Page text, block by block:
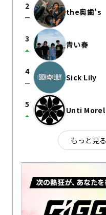
2
check_indeterminate_small the奥歯's
3
arrow_drop_up 青い春
4
check_indeterminate_small Sick Lily
5
arrow_drop_up Unti Morel
もっと見る